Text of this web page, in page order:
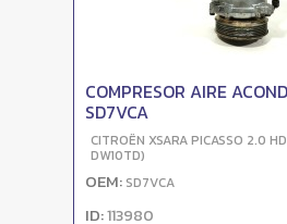
COMPRESOR AIRE
SD7VCA
CITROËN XSARA PICASSO 2.0
DW10TD)
OEM: SD7VCA
ID:113980